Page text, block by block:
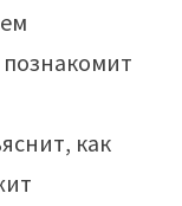
как